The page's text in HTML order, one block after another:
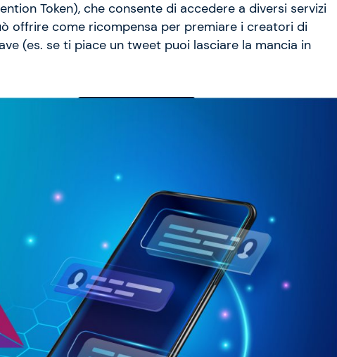
Token), che consente di accedere a diversi servizi
offrire come ricompensa per premiare i creatori di
(es. se ti piace un tweet puoi lasciare la mancia in